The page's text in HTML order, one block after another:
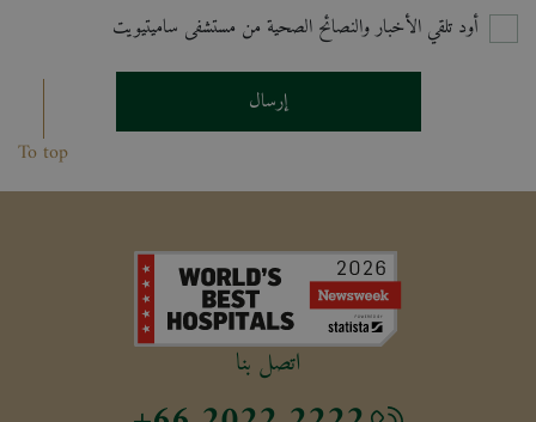
أود تلقي الأخبار والنصائح الصحية من مستشفى ساميتيويت
إرسال
To top
اتصل بنا